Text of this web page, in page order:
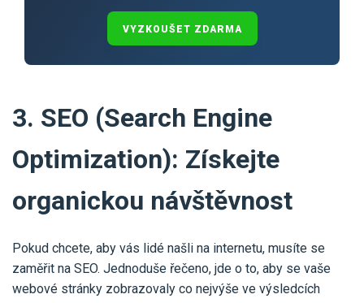
VYZKOUŠET ZDARMA
3. SEO (Search Engine
Optimization): Získejte
organickou návštěvnost
Pokud chcete, aby vás lidé našli na internetu, musíte se
zaměřit na SEO. Jednoduše řečeno, jde o to, aby se vaše
webové stránky zobrazovaly co nejvýše ve výsledcích